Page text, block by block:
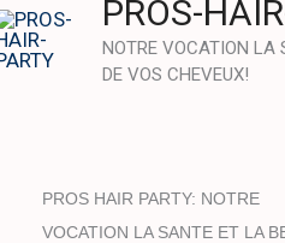
Aller
au
PROS-
NOTRE VOCATION LA
DE VOS CHEVEUX!
PROS HAIR PARTY: NOTRE
VOCATION LA SANTE ET LA